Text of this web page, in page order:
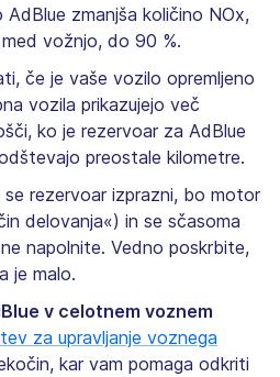
AdBlue zmanjša količino NOx,
vožnjo, do 90 %.
če je vaše vozilo opremljeno
vozila prikazujejo več
ko je rezervoar za AdBlue
preostale kilometre.
rezervoar izprazni, bo motor
delovanja«) in se sčasoma
napolnite. Vedno poskrbite,
je malo.
v celotnem voznem
za upravljanje voznega
kar vam pomaga odkriti